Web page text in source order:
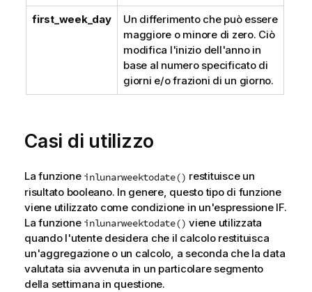
first_week_day
Un differimento che può essere
maggiore o minore di zero. Ciò
modifica l'inizio dell'anno in
base al numero specificato di
giorni e/o frazioni di un giorno.
Casi di utilizzo
La funzione inlunarweektodate() restituisce un
risultato booleano. In genere, questo tipo di funzione
viene utilizzato come condizione in un'espressione IF.
La funzione inlunarweektodate() viene utilizzata
quando l'utente desidera che il calcolo restituisca
un'aggregazione o un calcolo, a seconda che la data
valutata sia avvenuta in un particolare segmento
della settimana in questione.